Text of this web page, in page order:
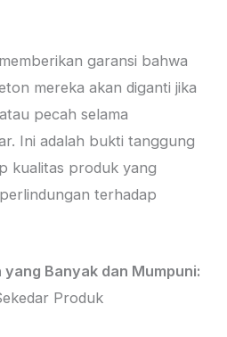
garansi bahwa
mereka akan diganti jika
pecah selama
Ini adalah bukti tanggung
kualitas produk yang
terhadap
Banyak dan Mumpuni:
Produk